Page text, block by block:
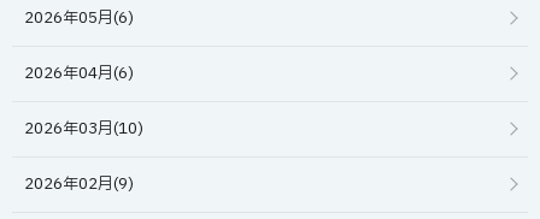
2026年05月(6)
2026年04月(6)
2026年03月(10)
2026年02月(9)